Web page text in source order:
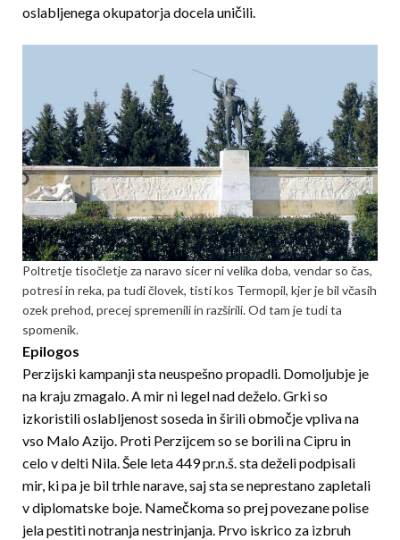
oslabljenega okupatorja docela uničili.
Poltretje tisočletje za naravo sicer ni velika doba, vendar so čas,
potresi in reka, pa tudi človek, tisti kos Termopil, kjer je bil včasih
ozek prehod, precej spremenili in razširili. Od tam je tudi ta
spomenik.
Epilogos
Perzijski kampanji sta neuspešno propadli. Domoljubje je
na kraju zmagalo. A mir ni legel nad deželo. Grki so
izkoristili oslabljenost soseda in širili območje vpliva na
vso Malo Azijo. Proti Perzijcem so se borili na Cipru in
celo v delti Nila. Šele leta 449 pr.n.š. sta deželi podpisali
mir, ki pa je bil trhle narave, saj sta se neprestano zapletali
v diplomatske boje. Namečkoma so prej povezane polise
jela pestiti notranja nestrinjanja. Prvo iskrico za izbruh